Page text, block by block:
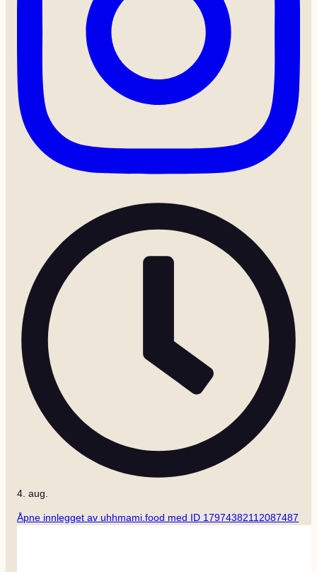
4. aug.
Åpne innlegget av uhhmami.food med ID 17974382112087487